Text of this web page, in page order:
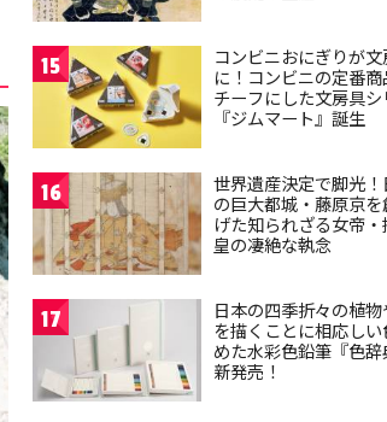
15
コンビニおにぎりが
に！コンビニの定番商
チーフにした文房具
『ジムマート』誕生
16
世界遺産決定で脚光
の巨大都城・藤原京を
げた知られざる女帝
皇の凄絶な執念
17
日本の四季折々の植物
を描くことに相応し
めた水彩色鉛筆『色
新発売！